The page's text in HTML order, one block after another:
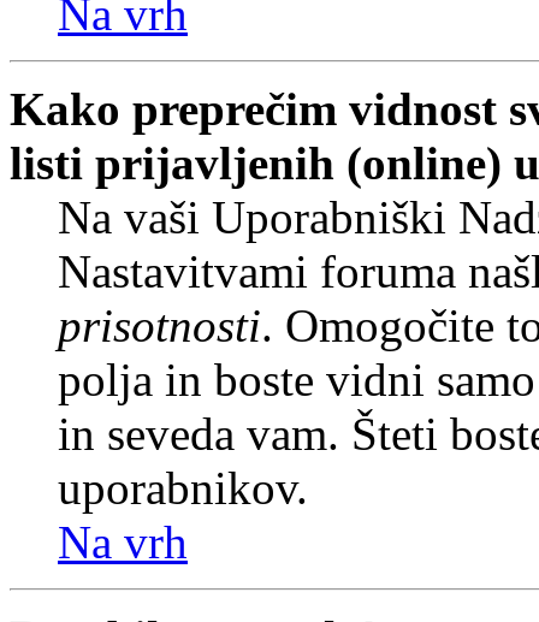
Na vrh
Kako preprečim vidnost
listi prijavljenih (online)
Na vaši Uporabniški
Nastavitvami foruma
prisotnosti. Omogočite
polja in boste vidni
in seveda vam. Šteti
uporabnikov.
Na vrh